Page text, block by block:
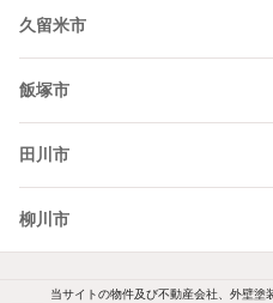
久留米市
飯塚市
田川市
柳川市
当サイトの物件及び不動産会社、外壁